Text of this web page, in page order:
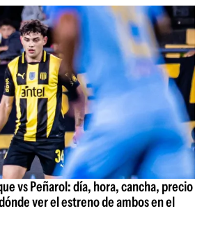
vs Peñarol: día, hora, cancha, precio
ver el estreno de ambos en el